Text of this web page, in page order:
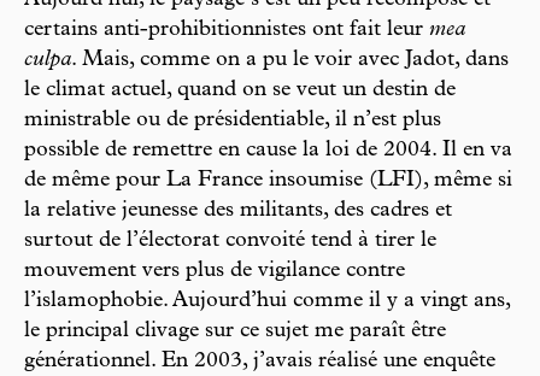
certains anti-prohibitionnistes ont fait leur mea
culpa. Mais, comme on a pu le voir avec Jadot, dans
le climat actuel, quand on se veut un destin de
ministrable ou de présidentiable, il n’est plus
possible de remettre en cause la loi de 2004. Il en va
de même pour La France insoumise (LFI), même si
la relative jeunesse des militants, des cadres et
surtout de l’électorat convoité tend à tirer le
mouvement vers plus de vigilance contre
l’islamophobie. Aujourd’hui comme il y a vingt ans,
le principal clivage sur ce sujet me paraît être
générationnel. En 2003, j’avais réalisé une enquête